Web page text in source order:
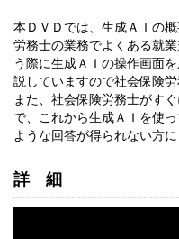
本ＤＶＤでは、生成ＡＩの
労務士の業務でよくある就
う際に生成ＡＩの操作画面
説していますので社会保険
また、社会保険労務士がす
で、これから生成ＡＩを使
ような回答が得られない方に
詳細